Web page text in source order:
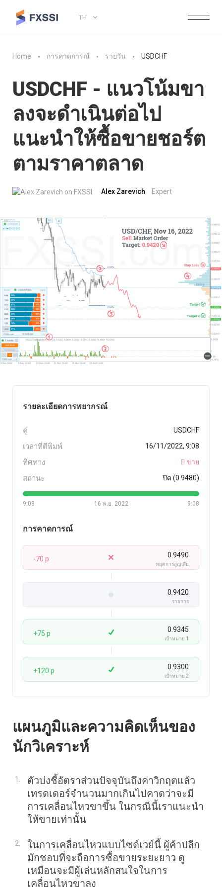
TH
Home การคาดการณ์ รายวัน USDCHF
USDCHF - แนวโน้มขา
ลงจะดำเนินต่อไป
แนะนำให้ซื้อขายชอร์ต
ตามราคาตลาด
Alex Zarevich Expert
รายละเอียดการพยากรณ์
คู่ USDCHF
เวลาที่ตีพิมพ์ 16/11/2022, 9:08
ทิศทาง ขาย
สถานะ ปิด (0.9480)
9:08 9:08
16 พ.ย. 2022
การคาดการณ์
-70 p 0.9490
หยุดการสูญเสีย
0.9420
รายการ
+75 p 0.9345
เป้าหมาย 1
+120 p 0.9300
เป้าหมาย 2
แผนภูมิและความคิดเห็นของ
นักวิเคราะห์
ตัวบ่งชี้อัตราส่วนปัจจุบันถึงค่าวิกฤตแล้ว
เทรดเดอร์จำนวนมากเกินไปคาดว่าจะมี
การเคลื่อนไหวขาขึ้น ในกรณีนี้เราแนะนำ
ให้ขายเท่านั้น
ในการเคลื่อนไหวแบบไซด์เวย์นี้ ผู้ค้าปลีก
มักชอบที่จะถือการซื้อขายระยะยาว ดู
เหมือนจะมีผู้เล่นหลักสนใจในการ
เคลื่อนไหวขาลง